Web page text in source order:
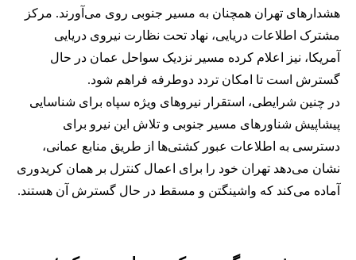
هشدارهای تهران همچنان به مسیر جنوبی روی می‌آورند. مرکز
مشترک اطلاعات دریایی، نهاد تحت نظارت نیروی دریایی
آمریکا، نیز اعلام کرده مسیر نزدیک سواحل عمان در حال
گسترش است تا امکان تردد دوطرفه فراهم شود.
در چنین شرایطی، استقرار نیروهای ویژه سپاه برای شناسایی
پیشاپیش شناورهای مسیر جنوبی و تلاش این نیرو برای
دسترسی به اطلاعات عبور کشتی‌ها از طریق منابع عمانی،
نشان می‌دهد تهران خود را برای اعمال کنترل بر همان کریدوری
آماده می‌کند که واشینگتن و مسقط در حال گسترش آن هستند.